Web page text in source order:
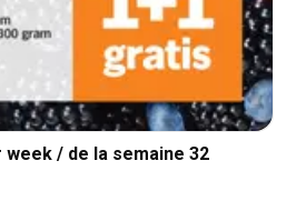
/ de la semaine 32